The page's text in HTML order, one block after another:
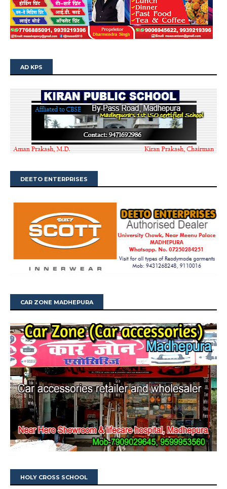
AD KPS
DEETO ENTERPRISES
CAR ZONE MADHEPURA
HOLY CROSS SCHOOL